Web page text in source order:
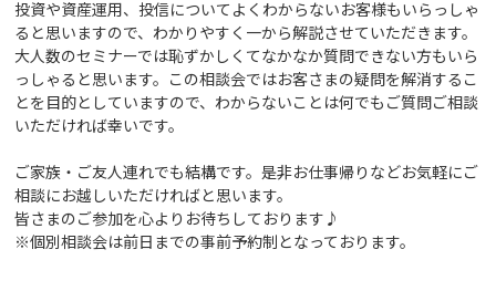
投資や資産運用、投信についてよくわからないお客様もいらっしゃ
ると思いますので、わかりやすく一から解説させていただきます。
大人数のセミナーでは恥ずかしくてなかなか質問できない方もいら
っしゃると思います。この相談会ではお客さまの疑問を解消するこ
とを目的としていますので、わからないことは何でもご質問ご相談
いただければ幸いです。
ご家族・ご友人連れでも結構です。是非お仕事帰りなどお気軽にご
相談にお越しいただければと思います。
皆さまのご参加を心よりお待ちしております♪
※個別相談会は前日までの事前予約制となっております。